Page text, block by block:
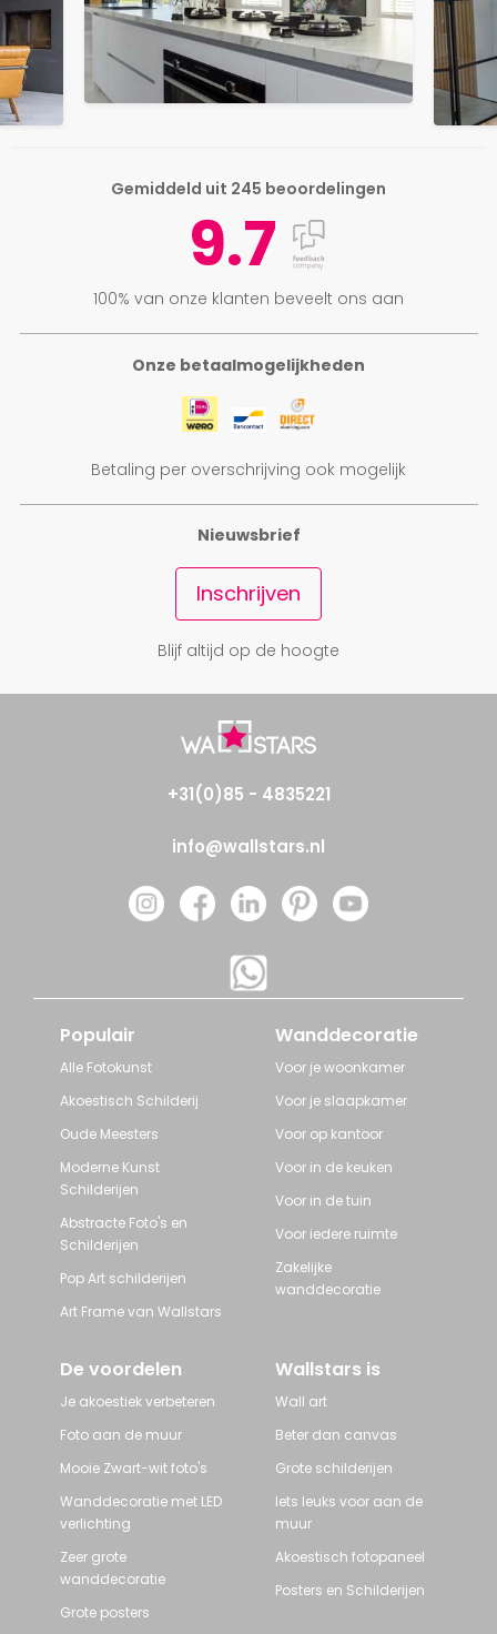
Onze betaalmogelijkheden
Betaling per overschrijving ook mogelijk
Gemiddeld uit 245 beoordelingen
9.7
100% van onze klanten beveelt ons aan
Nieuwsbrief
Inschrijven
Blijf altijd op de hoogte
+31(0)85 - 4835221
info@wallstars.nl
Populair
Alle Fotokunst
Akoestisch Schilderij
Oude Meesters
Moderne Kunst
Schilderijen
Abstracte Foto's en
Schilderijen
Pop Art schilderijen
Art Frame van Wallstars
Wanddecoratie
Voor je woonkamer
Voor je slaapkamer
Voor op kantoor
Voor in de keuken
Voor in de tuin
Voor iedere ruimte
Zakelijke
wanddecoratie
De voordelen
Je akoestiek verbeteren
Foto aan de muur
Mooie Zwart-wit foto's
Wanddecoratie met LED
verlichting
Zeer grote
wanddecoratie
Grote posters
Wallstars is
Wall art
Beter dan canvas
Grote schilderijen
Iets leuks voor aan de
muur
Akoestisch fotopaneel
Posters en Schilderijen